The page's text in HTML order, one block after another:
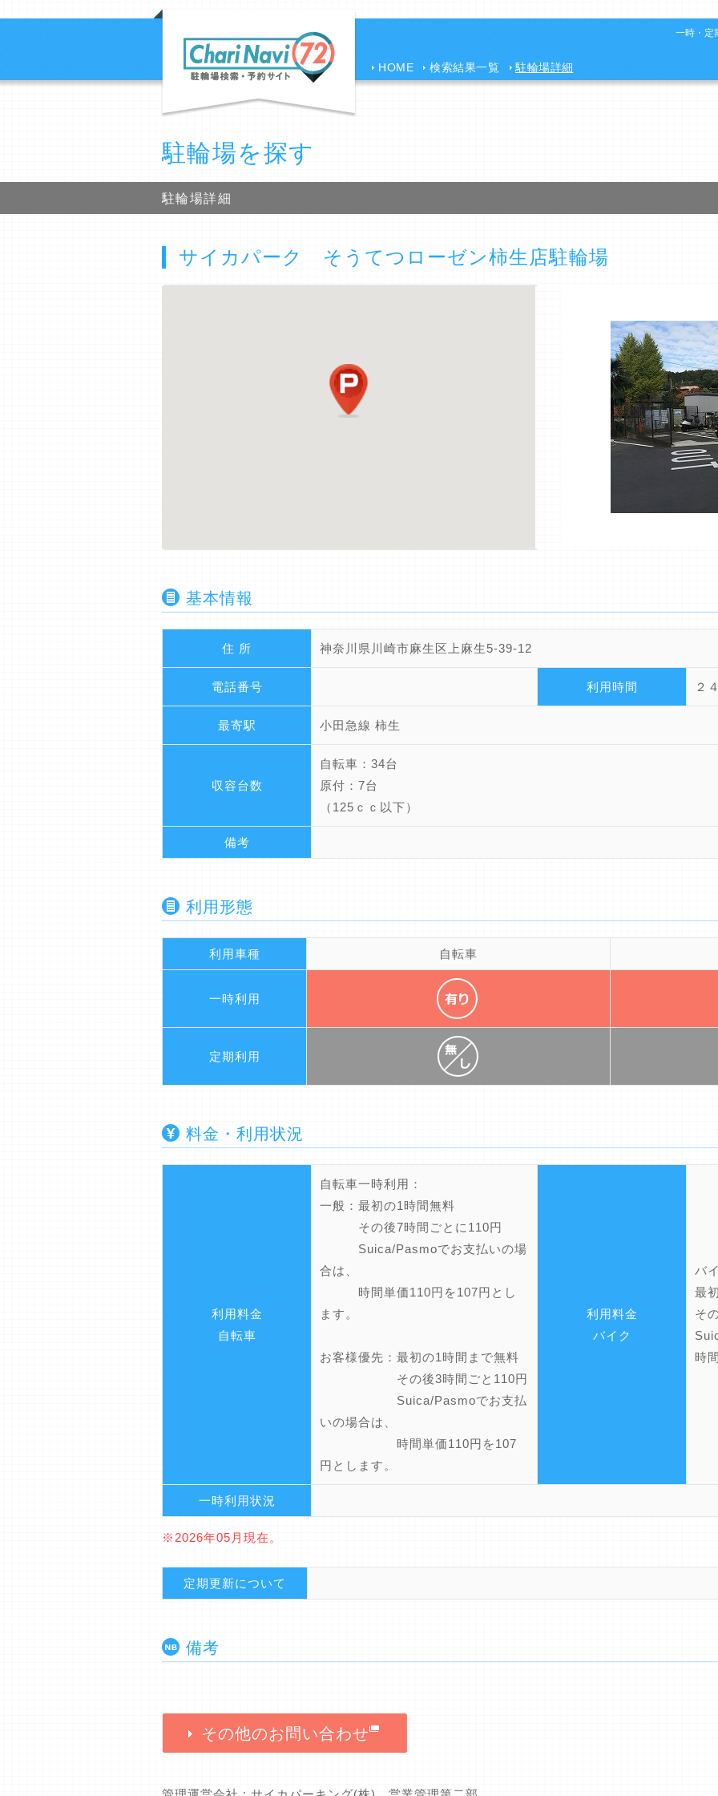
一時・定
HOME 検索結果一覧 駐輪場詳細
駐輪場を探す
駐輪場詳細
サイカパーク そうてつローゼン柿生店駐輪場
基本情報
住 所 神奈川県川崎市麻生区上麻生5-39-12
電話番号 利用時間 ２
最寄駅 小田急線 柿生
収容台数
自転車：34台
原付：7台
（125ｃｃ以下）
備考
利用形態
利用車種 自転車
一時利用
定期利用
料金・利用状況
利用料金
自転車
自転車一時利用：
一般：最初の1時間無料
その後7時間ごとに110円
Suica/Pasmoでお支払いの場
合は、
時間単価110円を107円とし
ます。
お客様優先：最初の1時間まで無料
その後3時間ごと110円
Suica/Pasmoでお支払
いの場合は、
時間単価110円を107
円とします。
利用料金
バイク
バ
最
そ
時
一時利用状況
※2026年05月現在。
定期更新について
備考
その他のお問い合わせ